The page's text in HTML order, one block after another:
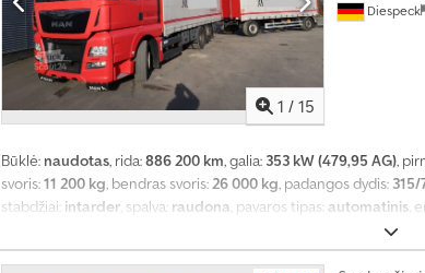
1 / 15
Diespeck
Būklė: naudotas, rida:886 200 km, galia: 353 kW (479,95 AG),
svoris:11 200 kg , bendras svoris: 26 000 kg , padangos dydis: 315/
stabdžiai: intarder , spalva: raudona , pavaros tipas: automatinis ,
2 480 mm
autonominis šildytuvas, diferencialo užraktas, kruizo